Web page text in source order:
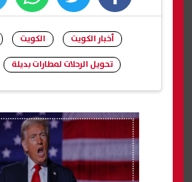
facebook
twitter
whats
أخبار الكويت الكويت
تحويل الرحلات لمطارات بديلة